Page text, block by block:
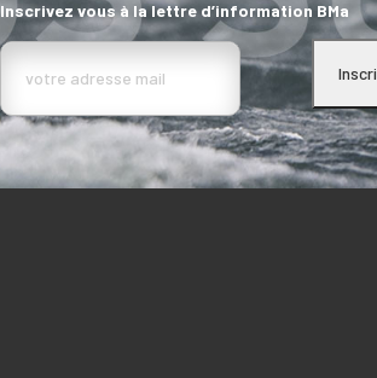
Commercialisation
Marchés
Actualités et
Inscrivez vous à la lettre d’information BMa